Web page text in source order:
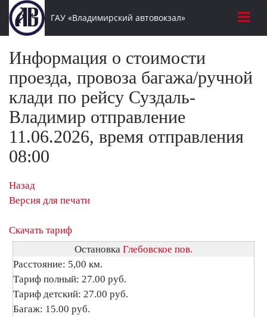
ГАУ «Владимирский автовокзал»
Информация о стоимости
проезда, провоза багажа/ручной
клади по рейсу Суздаль-
Владимир отправление
11.06.2026, время отправления
08:00
Назад
Версия для печати
Скачать тариф
Остановка Глебовское пов.
Расстояние: 5,00 км.
Тариф полный: 27.00 руб.
Тариф детский: 27.00 руб.
Багаж: 15.00 руб.